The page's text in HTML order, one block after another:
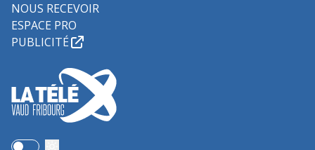
NOUS RECEVOIR
ESPACE PRO
PUBLICITÉ